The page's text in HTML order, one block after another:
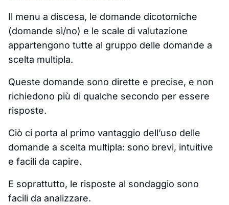
Il menu a discesa, le domande dicotomiche
(domande sì/no) e le scale di valutazione
appartengono tutte al gruppo delle domande a
scelta multipla.
Queste domande sono dirette e precise, e non
richiedono più di qualche secondo per essere
risposte.
Ciò ci porta al primo vantaggio dell’uso delle
domande a scelta multipla: sono brevi, intuitive
e facili da capire.
E soprattutto, le risposte al sondaggio sono
facili da analizzare.